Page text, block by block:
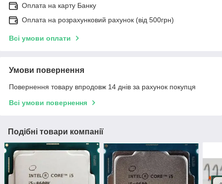
Оплата на карту Банку
Оплата на розрахунковий рахунок (від 500грн)
Всі умови оплати
Умови повернення
Повернення товару впродовж 14 днів за рахунок покупця
Всі умови повернення
Подібні товари компанії